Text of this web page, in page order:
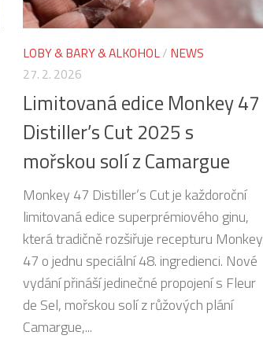
LOBY & BARY & ALKOHOL/ NEWS
27. 2. 2026
Limitovaná edice Monkey 47
Distiller’s Cut 2025 s
mořskou solí z Camargue
Monkey 47 Distiller’s Cut je každoroční
limitovaná edice superprémiového ginu,
která tradičně rozšiřuje recepturu Monkey
47 o jednu speciální 48. ingredienci. Nové
vydání přináší jedinečné propojení s Fleur
de Sel, mořskou solí z růžových plání
Camargue,...